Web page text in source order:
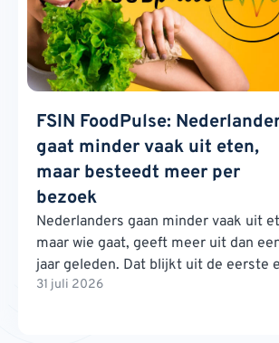
FSIN FoodPulse:
gaat minder vaak uit eten,
maar besteedt meer per
bezoek
Nederlanders gaan minder vaak uit
maar wie gaat, geeft meer uit dan
jaar geleden. Dat blijkt uit de eerste
31 juli 2026